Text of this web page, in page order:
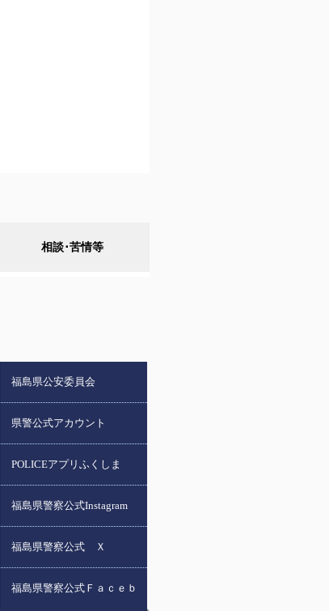
相談･苦情等
福島県公安委員会
県警公式アカウント
POLICEアプリふくしま
福島県警察公式Instagram
福島県警察公式 Ｘ
福島県警察公式Ｆａｃｅｂ